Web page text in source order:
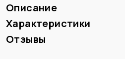
Описание
Характеристики
Отзывы